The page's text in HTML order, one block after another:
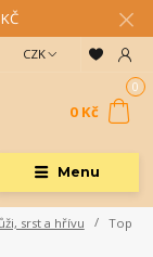
Menu
CZK
0
0 Kč
srst a hřívu
Top